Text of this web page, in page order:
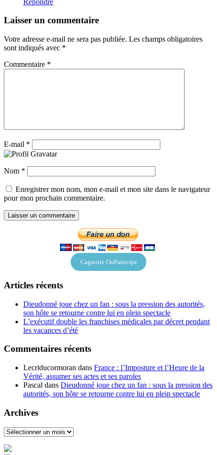
Laisser un commentaire
Votre adresse e-mail ne sera pas publiée. Les champs obligatoires
sont indiqués avec *
Commentaire *
E-mail *
Nom *
Enregistrer mon nom, mon e-mail et mon site dans le navigateur
pour mon prochain commentaire.
Cagnotte OnParticipe
Articles récents
Dieudonné joue chez un fan : sous la pression des autorités,
son hôte se retourne contre lui en plein spectacle
L’exécutif double les franchises médicales par décret pendant
les vacances d’été
Commentaires récents
Lecriducormoran dans France : l’Imposture et l’Heure de la
Vérité, assumer ses actes et ses paroles
Pascal dans Dieudonné joue chez un fan : sous la pression des
autorités, son hôte se retourne contre lui en plein spectacle
Archives
Archives